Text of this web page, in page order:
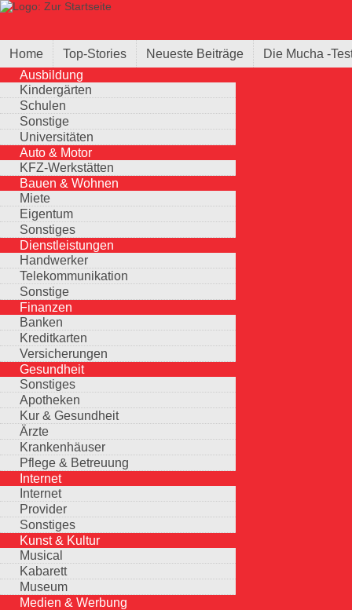
Direkt zum Inhalt
Home Top-Stories Neueste Beiträge
Die Mucha -
Ausbildung
Kindergärten
Schulen
Sonstige
Universitäten
Auto & Motor
KFZ-Werkstätten
Bauen & Wohnen
Miete
Eigentum
Sonstiges
Dienstleistungen
Handwerker
Telekommunikation
Sonstige
Finanzen
Banken
Kreditkarten
Versicherungen
Gesundheit
Sonstiges
Apotheken
Kur & Gesundheit
Ärzte
Krankenhäuser
Pflege & Betreuung
Internet
Internet
Provider
Sonstiges
Kunst & Kultur
Musical
Kabarett
Museum
Medien & Werbung